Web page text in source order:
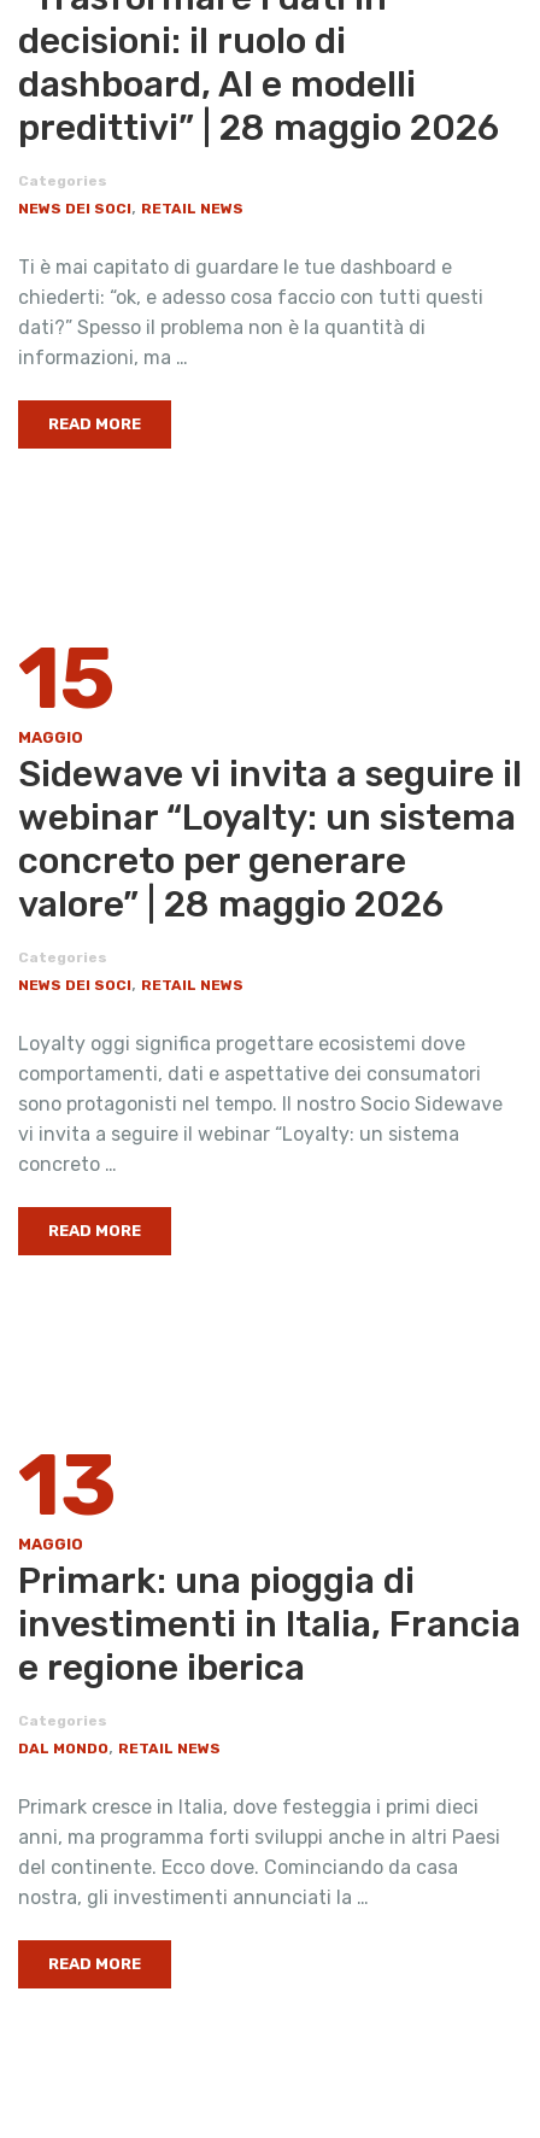
decisioni: il ruolo di
dashboard, AI e modelli
predittivi” | 28 maggio 2026
Categories
NEWS DEI SOCI, RETAIL NEWS
Ti è mai capitato di guardare le tue dashboard e
chiederti: “ok, e adesso cosa faccio con tutti questi
dati?” Spesso il problema non è la quantità di
informazioni, ma …
READ MORE
15
MAGGIO
Sidewave vi invita a seguire il
webinar “Loyalty: un sistema
concreto per generare
valore” | 28 maggio 2026
Categories
NEWS DEI SOCI, RETAIL NEWS
Loyalty oggi significa progettare ecosistemi dove
comportamenti, dati e aspettative dei consumatori
sono protagonisti nel tempo. Il nostro Socio Sidewave
vi invita a seguire il webinar “Loyalty: un sistema
concreto …
READ MORE
13
MAGGIO
Primark: una pioggia di
investimenti in Italia, Francia
e regione iberica
Categories
DAL MONDO, RETAIL NEWS
Primark cresce in Italia, dove festeggia i primi dieci
anni, ma programma forti sviluppi anche in altri Paesi
del continente. Ecco dove. Cominciando da casa
nostra, gli investimenti annunciati la …
READ MORE